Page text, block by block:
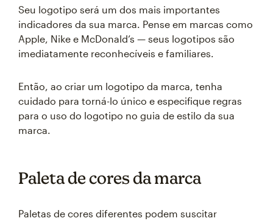
Seu logotipo será um dos mais importantes
indicadores da sua marca. Pense em marcas como
Apple, Nike e McDonald’s — seus logotipos são
imediatamente reconhecíveis e familiares.
Então, ao criar um logotipo da marca, tenha
cuidado para torná-lo único e especifique regras
para o uso do logotipo no guia de estilo da sua
marca.
Paleta de cores da marca
Paletas de cores diferentes podem suscitar